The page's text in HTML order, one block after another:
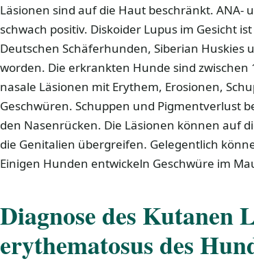
Läsionen sind auf die Haut beschränkt. ANA-
schwach positiv. Diskoider Lupus im Gesicht
Deutschen Schäferhunden, Siberian Huskies
worden. Die erkrankten Hunde sind zwischen
nasale Läsionen mit Erythem, Erosionen,
Geschwüren. Schuppen und Pigmentverlust
den Nasenrücken. Die Läsionen können auf
die Genitalien übergreifen. Gelegentlich
Einigen Hunden entwickeln Geschwüre im
Diagnose des Kutanen
erythematosus des